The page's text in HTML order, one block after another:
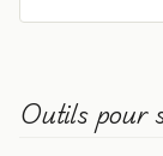
Outils pour